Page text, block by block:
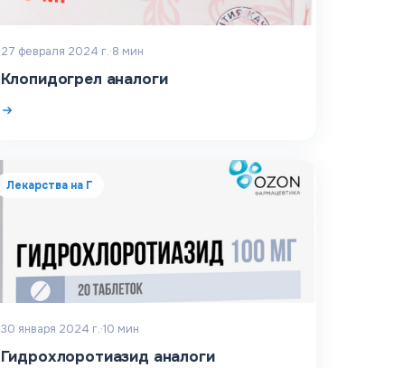
27 февраля 2024 г.·8 мин
Клопидогрел аналоги
Лекарства на Г
30 января 2024 г.·10 мин
Гидрохлоротиазид аналоги